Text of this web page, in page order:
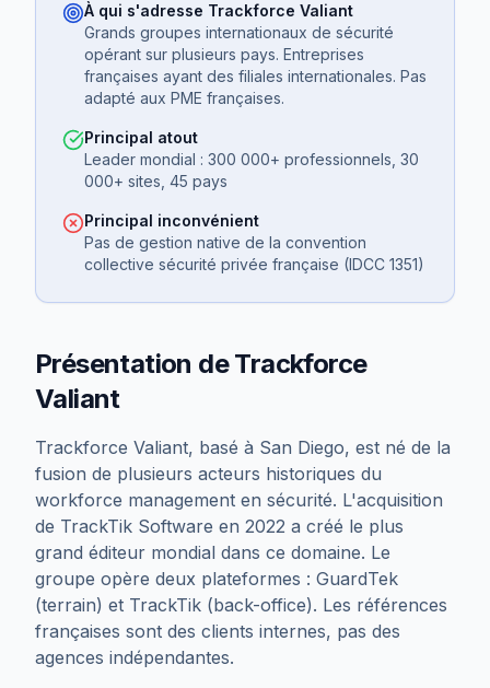
À qui s'adresse Trackforce Valiant
Grands groupes internationaux de sécurité
opérant sur plusieurs pays. Entreprises
françaises ayant des filiales internationales. Pas
adapté aux PME françaises.
Principal atout
Leader mondial : 300 000+ professionnels, 30
000+ sites, 45 pays
Principal inconvénient
Pas de gestion native de la convention
collective sécurité privée française (IDCC 1351)
Présentation deTrackforce
Valiant
Trackforce Valiant, basé à San Diego, est né de la
fusion de plusieurs acteurs historiques du
workforce management en sécurité. L'acquisition
de TrackTik Software en 2022 a créé le plus
grand éditeur mondial dans ce domaine. Le
groupe opère deux plateformes : GuardTek
(terrain) et TrackTik (back-office). Les références
françaises sont des clients internes, pas des
agences indépendantes.